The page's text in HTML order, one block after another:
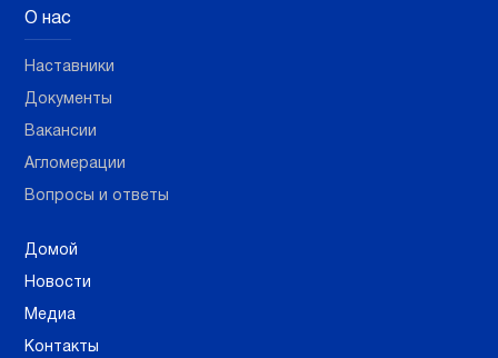
О нас
Наставники
Документы
Вакансии
Агломерации
Вопросы и ответы
Домой
Новости
Медиа
Контакты